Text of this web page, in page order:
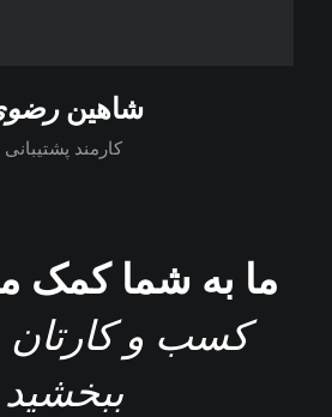
شاهین
کارمند پشتیبانی
ما به شما کمک
کسب و کارتان
ببخشید